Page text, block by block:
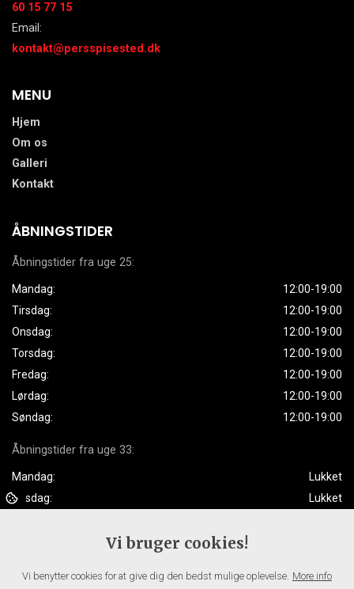
60 15 77 15
Email:
kontakt@persspisested.dk
MENU
Hjem
Om os
Galleri
Kontakt
ÅBNINGSTIDER
Åbningstider fra uge 25:
Mandag:
12:00-19:00
Tirsdag:
12:00-19:00
Onsdag:
12:00-19:00
Torsdag:
12:00-19:00
Fredag:
12:00-19:00
Lørdag:
12:00-19:00
Søndag:
12:00-19:00
Åbningstider fra uge 33:
Mandag:
Lukket
Tirsdag:
Lukket
Lørdag:
12:00-19:00
Vi bruger cookies!
Vi benytter cookies for at give dig den bedst mulige oplevelse. More info